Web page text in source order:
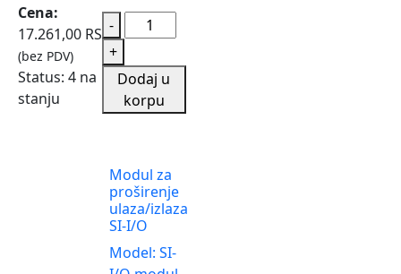
Status: 4 na
stanju
Cena:
17.261,00 RSD
(bez PDV)
-
+
Dodaj u
korpu
Modul za
proširenje
ulaza/izlaza
SI-I/O
Model: SI-